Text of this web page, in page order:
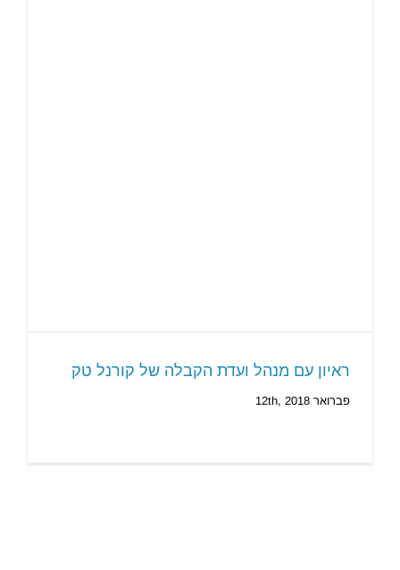
ראיון עם מנהל ועדת הקבלה של קורנל טק
פברואר 12th, 2018